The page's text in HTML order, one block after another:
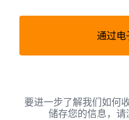
通过电
要​进一步​了解​我们​如何​
储存您​的​信息，​请​